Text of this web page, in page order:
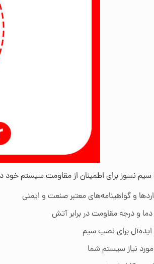
نسوز برای اطمینان از مقاومت سیستم خود در
و گواهینامه‌های معتبر صنعت و ایمنی
و درجه مقاومت در برابر آتش
برای نصب سیم
مورد نیاز سیستم شما